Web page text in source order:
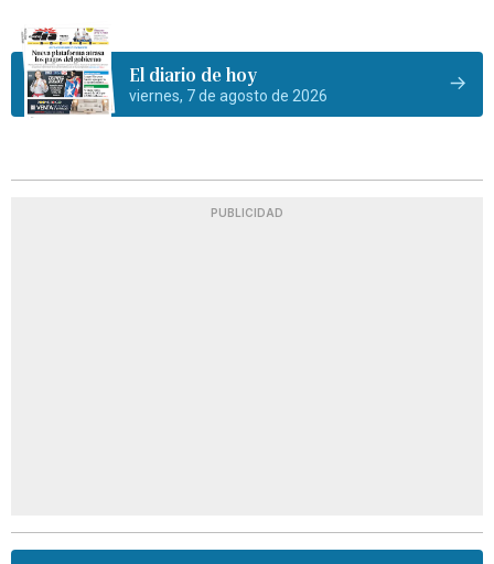
El diario de hoy
viernes, 7 de agosto de 2026
PUBLICIDAD